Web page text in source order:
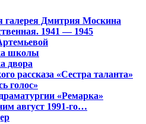
галерея Дмитрия Москина
1941 — 1945
школы
двора
рассказа «Сестра таланта»
голос»
«Ремарка»
август 1991-го…